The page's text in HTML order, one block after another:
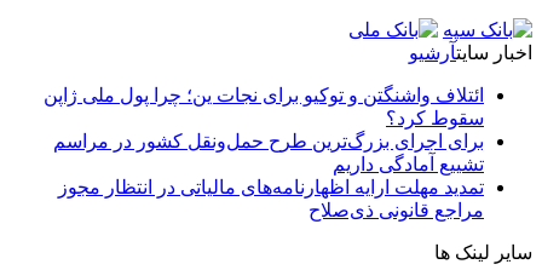
اخبار سایتآرشیو
ائتلاف واشنگتن و توکیو برای نجات ین؛ چرا پول ملی ژاپن
سقوط کرد؟
برای اجرای بزرگ‌ترین طرح حمل‌ونقل کشور در مراسم
تشییع آمادگی داریم
تمدید مهلت ارایه اظهارنامه‌های مالیاتی در انتظار مجوز
مراجع قانونی ذی‌‏صلاح
سایر لینک ها